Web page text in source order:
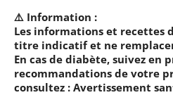
⚠️ Information :
Les informations et recettes
titre indicatif et ne
En cas de diabète, suivez en
recommandations de votre
consultez : Avertissement